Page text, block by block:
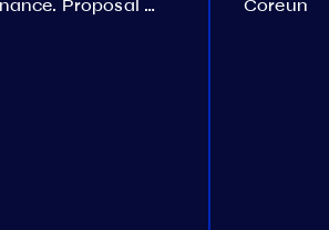
Akash governance. Proposal №308